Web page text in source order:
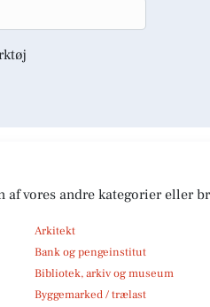
af vores andre kategorier eller
Arkitekt
Bank og pengeinstitut
Bibliotek, arkiv og museum
Byggemarked / trælast